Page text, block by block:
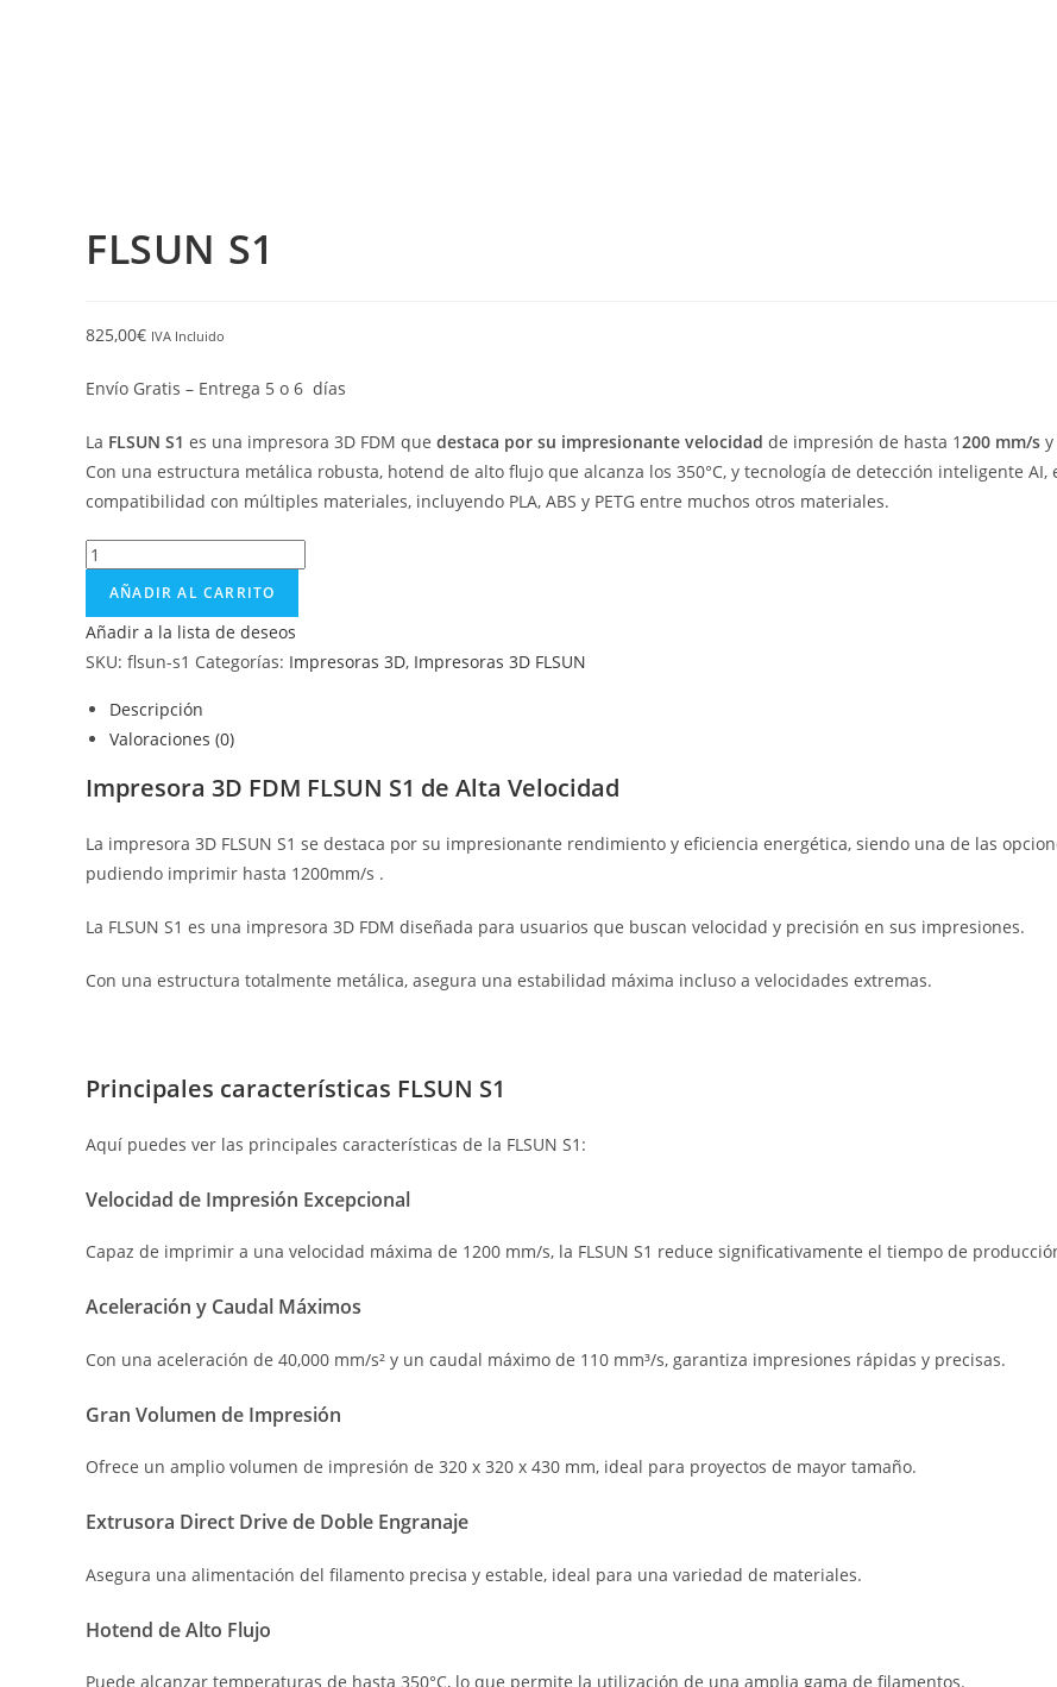
FLSUN S1
825,00€ IVA Incluido
Envío Gratis – Entrega 5 o 6 días
La FLSUN S1 es una impresora 3D FDM que destaca por su impresionante velocidad de impresión de hasta 1200 mm/s
Con una estructura metálica robusta, hotend de alto flujo que alcanza los 350°C, y tecnología de detección inteligente
compatibilidad con múltiples materiales, incluyendo PLA, ABS y PETG entre muchos otros materiales.
AÑADIR AL CARRITO
Añadir a la lista de deseos
SKU: flsun-s1 Categorías: Impresoras 3D, Impresoras 3D FLSUN
Descripción
Valoraciones (0)
Impresora 3D FDM FLSUN S1 de Alta Velocidad
La impresora 3D FLSUN S1 se destaca por su impresionante rendimiento y eficiencia energética, siendo una de las
pudiendo imprimir hasta 1200mm/s .
La FLSUN S1 es una impresora 3D FDM diseñada para usuarios que buscan velocidad y precisión en sus impresiones.
Con una estructura totalmente metálica, asegura una estabilidad máxima incluso a velocidades extremas.
Principales características FLSUN S1
Aquí puedes ver las principales características de la FLSUN S1:
Velocidad de Impresión Excepcional
Capaz de imprimir a una velocidad máxima de 1200 mm/s, la FLSUN S1 reduce significativamente el tiempo de
Aceleración y Caudal Máximos
Con una aceleración de 40,000 mm/s² y un caudal máximo de 110 mm³/s, garantiza impresiones rápidas y precisas.
Gran Volumen de Impresión
Ofrece un amplio volumen de impresión de 320 x 320 x 430 mm, ideal para proyectos de mayor tamaño.
Extrusora Direct Drive de Doble Engranaje
Asegura una alimentación del filamento precisa y estable, ideal para una variedad de materiales.
Hotend de Alto Flujo
Puede alcanzar temperaturas de hasta 350°C, lo que permite la utilización de una amplia gama de filamentos.